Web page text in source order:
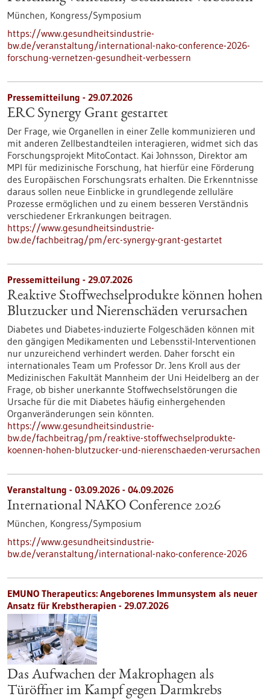
München, Kongress/Symposium
https://www.gesundheitsindustrie-
bw.de/veranstaltung/international-nako-conference-2026-
forschung-vernetzen-gesundheit-verbessern
Pressemitteilung - 29.07.2026
ERC Synergy Grant gestartet
Der Frage, wie Organellen in einer Zelle kommunizieren und
mit anderen Zellbestandteilen interagieren, widmet sich das
Forschungsprojekt MitoContact. Kai Johnsson, Direktor am
MPI für medizinische Forschung, hat hierfür eine Förderung
des Europäischen Forschungsrats erhalten. Die Erkenntnisse
daraus sollen neue Einblicke in grundlegende zelluläre
Prozesse ermöglichen und zu einem besseren Verständnis
verschiedener Erkrankungen beitragen.
https://www.gesundheitsindustrie-
bw.de/fachbeitrag/pm/erc-synergy-grant-gestartet
Pressemitteilung - 29.07.2026
Reaktive Stoffwechselprodukte können hohen
Blutzucker und Nierenschäden verursachen
Diabetes und Diabetes-induzierte Folgeschäden können mit
den gängigen Medikamenten und Lebensstil-Interventionen
nur unzureichend verhindert werden. Daher forscht ein
internationales Team um Professor Dr. Jens Kroll aus der
Medizinischen Fakultät Mannheim der Uni Heidelberg an der
Frage, ob bisher unerkannte Stoffwechselstörungen die
Ursache für die mit Diabetes häufig einhergehenden
Organveränderungen sein könnten.
https://www.gesundheitsindustrie-
bw.de/fachbeitrag/pm/reaktive-stoffwechselprodukte-
koennen-hohen-blutzucker-und-nierenschaeden-verursachen
Veranstaltung - 03.09.2026 - 04.09.2026
International NAKO Conference 2026
München, Kongress/Symposium
https://www.gesundheitsindustrie-
bw.de/veranstaltung/international-nako-conference-2026
EMUNO Therapeutics: Angeborenes Immunsystem als neuer
Ansatz für Krebstherapien - 29.07.2026
Das Aufwachen der Makrophagen als
Türöffner im Kampf gegen Darmkrebs